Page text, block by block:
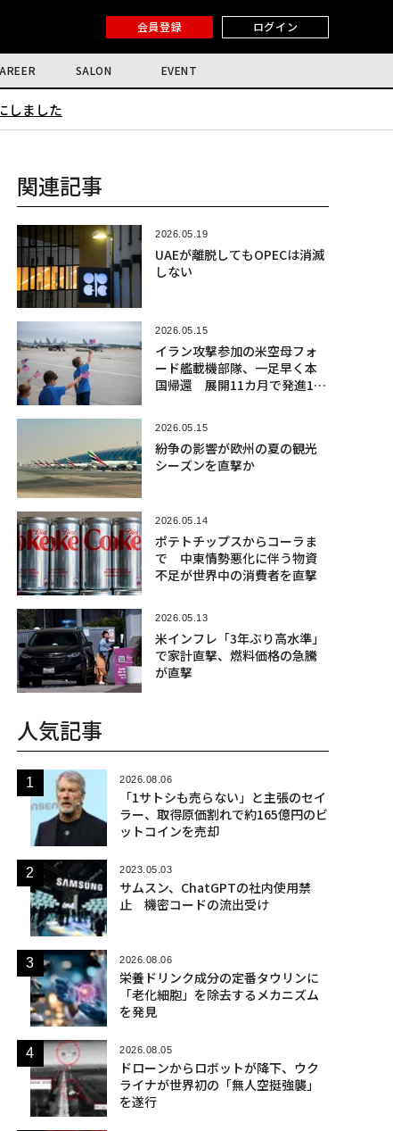
会員登録 ログイン
SALON EVENT
しました
関連記事
2026.05.19
UAEが離脱してもOPECは消滅
しない
2026.05.15
イラン攻撃参加の米空母フォ
ード艦載機部隊、一足早く本
国帰還 展開11カ月で発進1万
2026.05.15
紛争の影響が欧州の夏の観光
シーズンを直撃か
2026.05.14
ポテトチップスからコーラま
で 中東情勢悪化に伴う物資
不足が世界中の消費者を直撃
2026.05.13
米インフレ「3年ぶり高水準」
で家計直撃、燃料価格の急騰
が直撃
人気記事
2026.08.06
「1サトシも売らない」と主張のセイ
ラー、取得原価割れで約165億円のビ
ットコインを売却
2023.05.03
サムスン、ChatGPTの社内使用禁
止 機密コードの流出受け
2026.08.06
栄養ドリンク成分の定番タウリンに
「老化細胞」を除去するメカニズム
を発見
2026.08.05
ドローンからロボットが降下、ウク
ライナが世界初の「無人空挺強襲」
を遂行